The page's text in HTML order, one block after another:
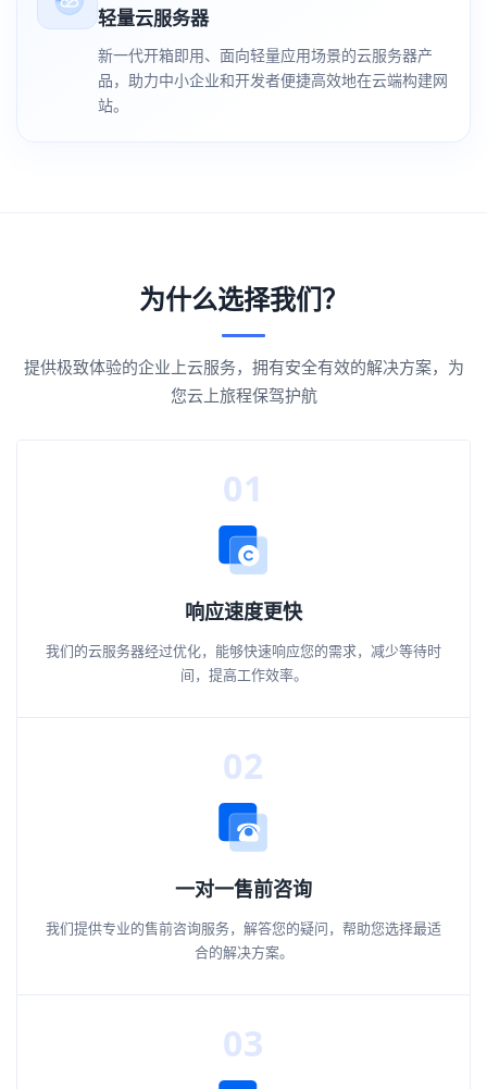
轻量云服务器
新一代开箱即用、面向轻量应用场景的云服务器产
品，助力中小企业和开发者便捷高效地在云端构建网
站。
为什么选择我们？
提供极致体验的企业上云服务，拥有安全有效的解决方案，为
您云上旅程保驾护航
01
响应速度更快
我们的云服务器经过优化，能够快速响应您的需求，减少等待时
间，提高工作效率。
02
一对一售前咨询
我们提供专业的售前咨询服务，解答您的疑问，帮助您选择最适
合的解决方案。
03